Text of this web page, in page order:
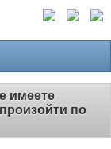
имеете
по